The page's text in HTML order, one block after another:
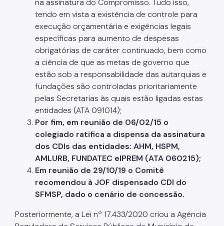
Operações de Crédito
Outros Serviços e Orientações
Parcelamento de Tributos
Pagamento de Tributos
Passo a passo em vídeo
Processos Administrativos
Regularidade das UO's
SAV - Solução de Atendimento Virtual
Senha Web
na assinatura do Compromisso. Tudo isso,
tendo em vista a existência de controle para
execução orçamentária e exigências legais
específicas para aumento de despesas
obrigatórias de caráter continuado, bem como
a ciência de que as metas de governo que
estão sob a responsabilidade das autarquias e
fundações são controladas prioritariamente
pelas Secretarias às quais estão ligadas estas
entidades (ATA 091014);
Por fim, em reunião de 06/02/15 o
colegiado ratifica a dispensa da assinatura
dos CDIs das entidades: AHM, HSPM,
AMLURB, FUNDATEC eIPREM (ATA 060215);
Em reunião de 29/10/19 o Comitê
recomendou à JOF dispensado CDI do
SFMSP, dado o cenário de concessão.
Posteriormente, a Lei nº 17.433/2020 criou a Agência